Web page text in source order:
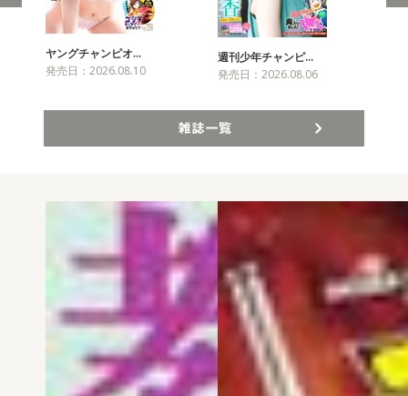
ヤングチャンピオ…
発売日：2026.08.10
週刊少年チャンピ…
発売日：2026.08.06